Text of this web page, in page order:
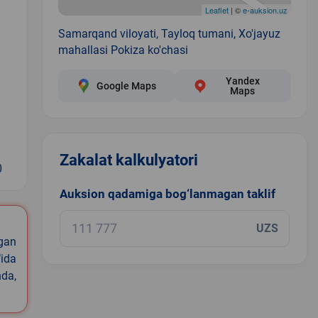
Leaflet| ©e-auksion.uz
Samarqand viloyati, Tayloq tumani, Xo'jayuz
mahallasi Pokiza ko'chasi
Google Maps
Yandex
Maps
Zakalat kalkulyatori
Auksion qadamiga bog‘lanmagan taklif
UZS